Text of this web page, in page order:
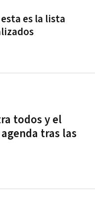
es la lista
todos y el
tras las